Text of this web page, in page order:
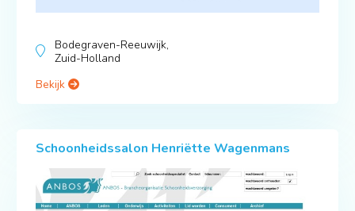
Bodegraven-Reeuwijk,
Zuid-Holland
Bekijk
Schoonheidssalon Henriëtte Wagenmans